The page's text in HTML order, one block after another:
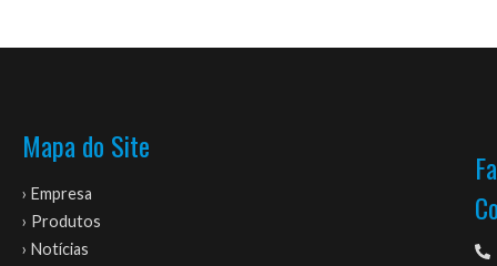
Mapa do Site
› Empresa
› Produtos
› Notícias